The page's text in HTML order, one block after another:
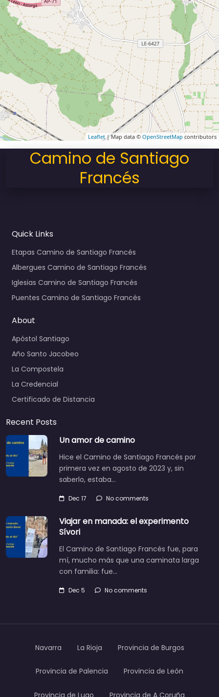
Leaflet| Map data ©OpenStreetMap contributors
Camino de Santiago
Francés
Quick Links
Etapas Camino de Santiago Francés
Albergues Camino de Santiago Francés
Iglesias Camino de Santiago Francés
Puentes Camino de Santiago Francés
About
Apóstol Santiago
Año Santo Jacobeo
La Compostela
La Credencial
Certificado de Distancia
Recent Posts
Un amor de camino
Hice el Camino de Santiago Francés por
primera vez en agosto de 2023 y, sin
saberlo, estaba…
Dec 17 No comments
Viajar en manada: el experimento
Sívori
El Camino de Santiago Francés fue, para
mí, mucho más que una caminata larga
con familia: fue…
Dec 5 No comments
Navarra La Rioja Provincia de Burgos
Provincia de Palencia Provincia de León
Provincia de Lugo Provincia de A Coruña